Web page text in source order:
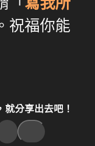
祝福你能
分享出去吧！